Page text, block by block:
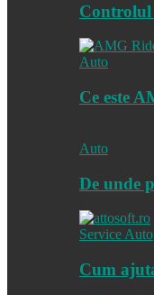
Auto
Ce este
Auto
De unde
Service Auto
Cum